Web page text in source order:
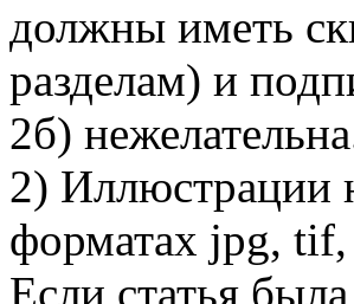
должны иметь
разделам) и
2б)
2) Иллюстрации
форматах jpg, tif,
Если статья